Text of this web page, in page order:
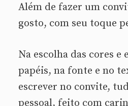
Além de fazer um
gosto, com seu toque
Na escolha das cores e
papéis, na fonte e no
escrever no convite,
pessoal, feito com